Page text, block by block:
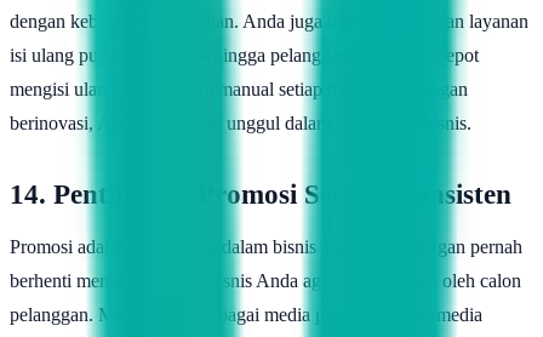
dengan kebutuhan pelanggan. Anda juga bisa menyediakan layanan
isi ulang pulsa otomatis, sehingga pelanggan tidak perlu repot
mengisi ulang pulsa secara manual setiap bulannya. Dengan
berinovasi, Anda akan tetap unggul dalam persaingan bisnis.
14. Pentingnya Promosi Secara Konsisten
Promosi adalah hal penting dalam bisnis agen pulsa. Jangan pernah
berhenti mempromosikan bisnis Anda agar tetap dikenal oleh calon
pelanggan. Manfaatkan berbagai media promosi seperti media